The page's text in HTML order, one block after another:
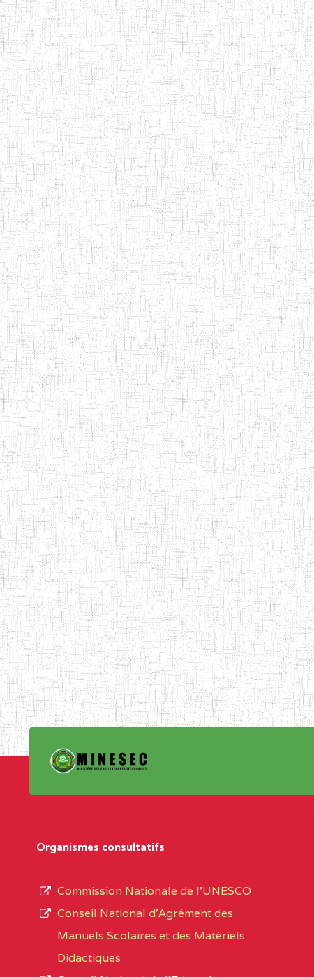
Organismes consultatifs
Commission Nationale de l’UNESCO
Conseil National d’Agrément des
Manuels Scolaires et des Matériels
Didactiques